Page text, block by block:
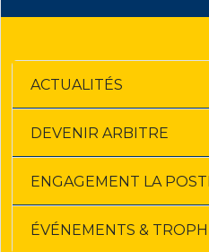
ACTUALITÉS
DEVENIR ARBITRE
ENGAGEMENT LA
ÉVÉNEMENTS &